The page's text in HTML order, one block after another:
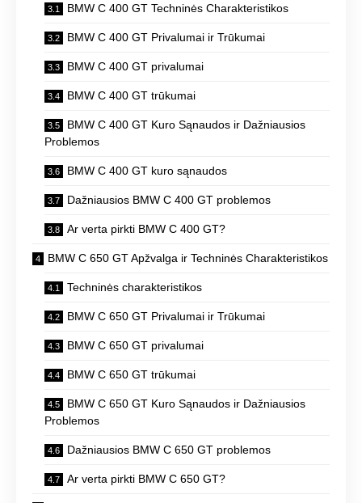
BMW C 400 GT Techninės Charakteristikos
BMW C 400 GT Privalumai ir Trūkumai
BMW C 400 GT privalumai
BMW C 400 GT trūkumai
BMW C 400 GT Kuro Sąnaudos ir Dažniausios
Problemos
BMW C 400 GT kuro sąnaudos
Dažniausios BMW C 400 GT problemos
Ar verta pirkti BMW C 400 GT?
BMW C 650 GT Apžvalga ir Techninės Charakteristikos
Techninės charakteristikos
BMW C 650 GT Privalumai ir Trūkumai
BMW C 650 GT privalumai
BMW C 650 GT trūkumai
BMW C 650 GT Kuro Sąnaudos ir Dažniausios
Problemos
Dažniausios BMW C 650 GT problemos
Ar verta pirkti BMW C 650 GT?